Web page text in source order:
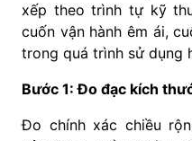
xếp theo trình tự kỹ
cuốn vận hành êm ái,
trong quá trình sử dụng
Bước 1: Đo đạc kích
Đo chính xác chiều